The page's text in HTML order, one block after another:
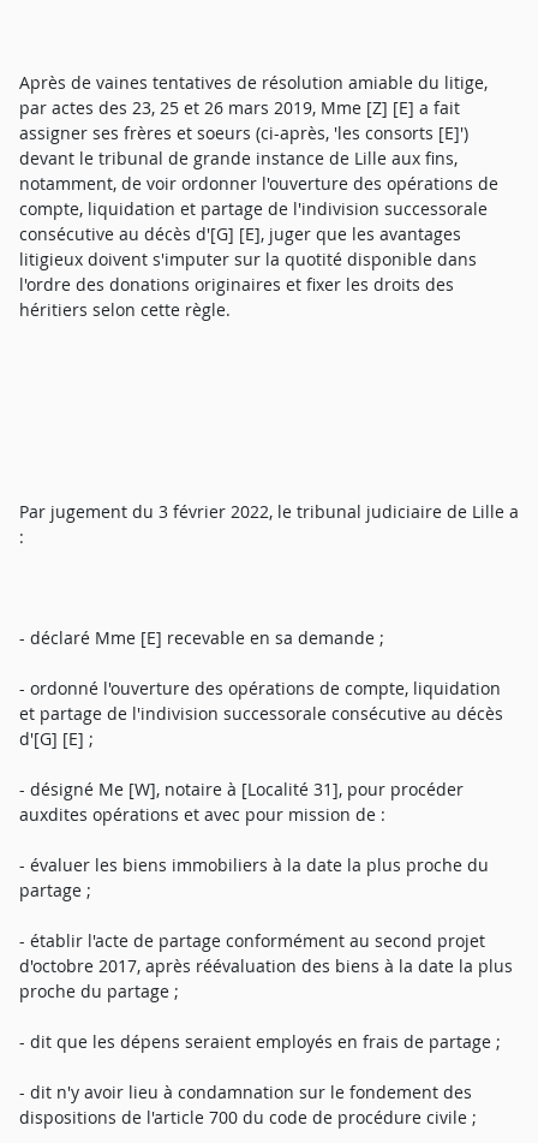
Après de vaines tentatives de résolution amiable du litige,
par actes des 23, 25 et 26 mars 2019, Mme [Z] [E] a fait
assigner ses frères et soeurs (ci-après, 'les consorts [E]')
devant le tribunal de grande instance de Lille aux fins,
notamment, de voir ordonner l'ouverture des opérations de
compte, liquidation et partage de l'indivision successorale
consécutive au décès d'[G] [E], juger que les avantages
litigieux doivent s'imputer sur la quotité disponible dans
l'ordre des donations originaires et fixer les droits des
héritiers selon cette règle.
Par jugement du 3 février 2022, le tribunal judiciaire de Lille a
:
- déclaré Mme [E] recevable en sa demande ;
- ordonné l'ouverture des opérations de compte, liquidation
et partage de l'indivision successorale consécutive au décès
d'[G] [E] ;
- désigné Me [W], notaire à [Localité 31], pour procéder
auxdites opérations et avec pour mission de :
- évaluer les biens immobiliers à la date la plus proche du
partage ;
- établir l'acte de partage conformément au second projet
d'octobre 2017, après réévaluation des biens à la date la plus
proche du partage ;
- dit que les dépens seraient employés en frais de partage ;
- dit n'y avoir lieu à condamnation sur le fondement des
dispositions de l'article 700 du code de procédure civile ;